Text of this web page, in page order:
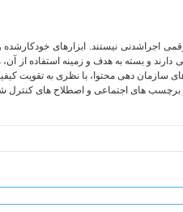
اجراشدنی نیستند. ابزارهای
دارند و بسته به هدف و زمینه استفاده از
سازمان دهی محتوا، با نظری به تقویت
برچسب های اجتماعی و اصطلاح های کنترل